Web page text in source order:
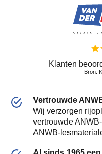
Klanten
Bron:
Vertrouwde
Wij verzorgen
vertrouwde
ANWB-